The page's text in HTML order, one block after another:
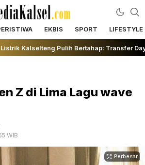
Update BanuaEKBIS SPORT LIFESTYLE
Kalselteng Pulih Bertahap: Transfer Daya
Z di Lima Lagu wave
WIB
Perbesar